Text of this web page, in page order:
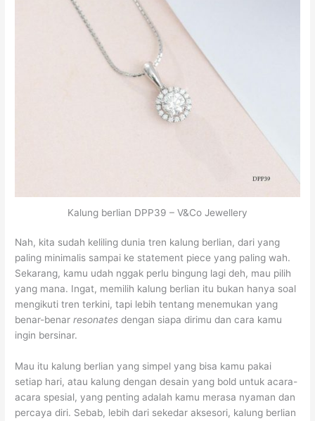
Kalung berlian DPP39 – V&Co Jewellery
Nah, kita sudah keliling dunia tren kalung berlian, dari yang
paling minimalis sampai ke statement piece yang paling wah.
Sekarang, kamu udah nggak perlu bingung lagi deh, mau pilih
yang mana. Ingat, memilih kalung berlian itu bukan hanya soal
mengikuti tren terkini, tapi lebih tentang menemukan yang
benar-benar resonates dengan siapa dirimu dan cara kamu
ingin bersinar.
Mau itu kalung berlian yang simpel yang bisa kamu pakai
setiap hari, atau kalung dengan desain yang bold untuk acara-
acara spesial, yang penting adalah kamu merasa nyaman dan
percaya diri. Sebab, lebih dari sekedar aksesori, kalung berlian